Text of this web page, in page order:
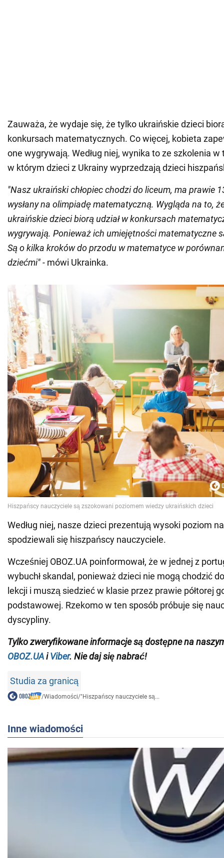
Zauważa, że wydaje się, że tylko ukraińskie dzieci
konkursach matematycznych. Co więcej, kobieta
one wygrywają. Według niej, wynika to ze szkolenia
w którym dzieci z Ukrainy wyprzedzają dzieci
"Nasz ukraiński chłopiec chodzi do liceum, ma prawie
wysłany na olimpiadę matematyczną. Wygląda na to,
ukraińskie dzieci biorą udział w konkursach
wygrywają. Ponieważ ich umiejętności matematyczne
Są o kilka kroków do przodu w matematyce w
dziećmi" - mówi Ukrainka.
Według niej, nasze dzieci prezentują wysoki poziom
spodziewali się hiszpańscy nauczyciele.
Wcześniej OBOZ.UA poinformował, że w jednej z
wybuchł skandal, ponieważ dzieci nie mogą chodzić
lekcji i muszą siedzieć w klasie przez prawie półtorej
podstawowej. Rzekomo w ten sposób próbuje się
dyscypliny.
Tylkozweryfikowane informacje są dostępne na
OBOZ.UAiViber. Nie daj się nabrać!
Studia za granicą
/Wiadomości/"Hiszpańscy nauczyciele są...
Inne wiadomości